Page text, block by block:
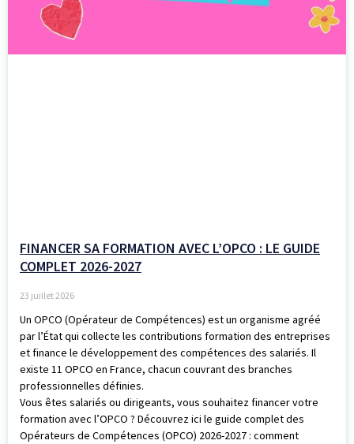
FINANCER SA FORMATION AVEC L’OPCO : LE GUIDE
COMPLET 2026-2027
23 juillet 2026
Un OPCO (Opérateur de Compétences) est un organisme agréé
par l’État qui collecte les contributions formation des entreprises
et finance le développement des compétences des salariés. Il
existe 11 OPCO en France, chacun couvrant des branches
professionnelles définies.
Vous êtes salariés ou dirigeants, vous souhaitez financer votre
formation avec l’OPCO ? Découvrez ici le guide complet des
Opérateurs de Compétences (OPCO) 2026-2027 : comment